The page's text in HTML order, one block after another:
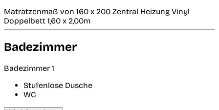
Matratzenmaß von 160 x 200 Zentral Heizung Vinyl
Doppelbett 1,60 x 2,00m
Badezimmer
Badezimmer 1
Stufenlose Dusche
WC